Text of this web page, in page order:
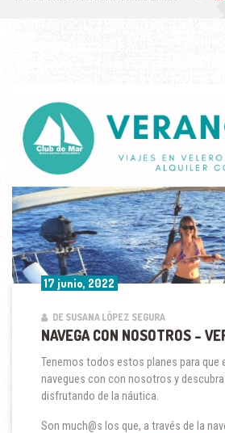
17 junio, 2022
DE SUSANA LÓPEZ SEGURA
NAVEGA CON NOSOTROS –
Tenemos todos estos planes para que
navegues con con nosotros y
disfrutando de la náutica.
Son much@s los que, a través de la